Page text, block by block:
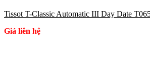
Tissot T-Classic Automatic III Day Date
Giá liên hệ